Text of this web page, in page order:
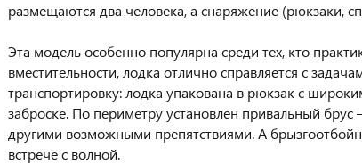
размещаются два человека, а снаряжение (рюкзаки,
Эта модель особенно популярна среди тех, кто
вместительности, лодка отлично справляется с
транспортировку: лодка упакована в рюкзак с
заброске. По периметру установлен привальный
другими возможными препятствиями. А
встрече с волной.